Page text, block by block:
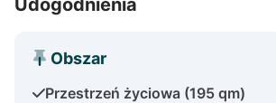
Obszar
Przestrzeń życiowa (195 qm)